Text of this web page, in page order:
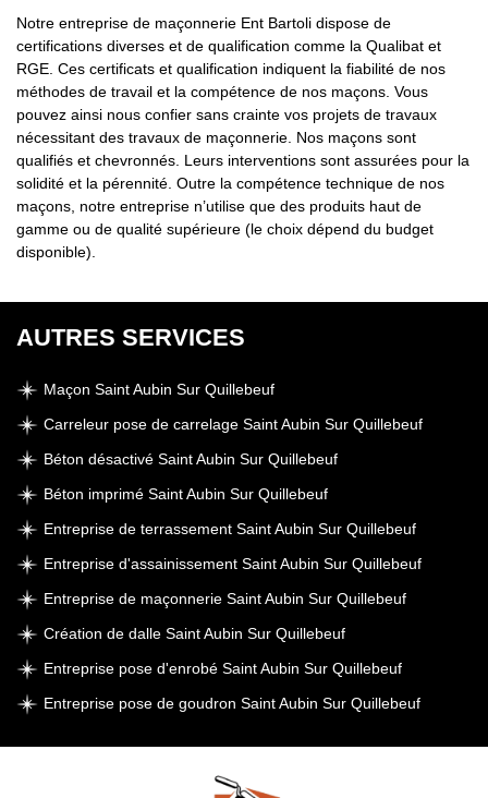
Notre entreprise de maçonnerie Ent Bartoli dispose de
certifications diverses et de qualification comme la Qualibat et
RGE. Ces certificats et qualification indiquent la fiabilité de nos
méthodes de travail et la compétence de nos maçons. Vous
pouvez ainsi nous confier sans crainte vos projets de travaux
nécessitant des travaux de maçonnerie. Nos maçons sont
qualifiés et chevronnés. Leurs interventions sont assurées pour la
solidité et la pérennité. Outre la compétence technique de nos
maçons, notre entreprise n’utilise que des produits haut de
gamme ou de qualité supérieure (le choix dépend du budget
disponible).
AUTRES SERVICES
Maçon Saint Aubin Sur Quillebeuf
Carreleur pose de carrelage Saint Aubin Sur Quillebeuf
Béton désactivé Saint Aubin Sur Quillebeuf
Béton imprimé Saint Aubin Sur Quillebeuf
Entreprise de terrassement Saint Aubin Sur Quillebeuf
Entreprise d'assainissement Saint Aubin Sur Quillebeuf
Entreprise de maçonnerie Saint Aubin Sur Quillebeuf
Création de dalle Saint Aubin Sur Quillebeuf
Entreprise pose d'enrobé Saint Aubin Sur Quillebeuf
Entreprise pose de goudron Saint Aubin Sur Quillebeuf